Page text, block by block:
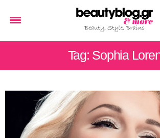
Tag: Sophia